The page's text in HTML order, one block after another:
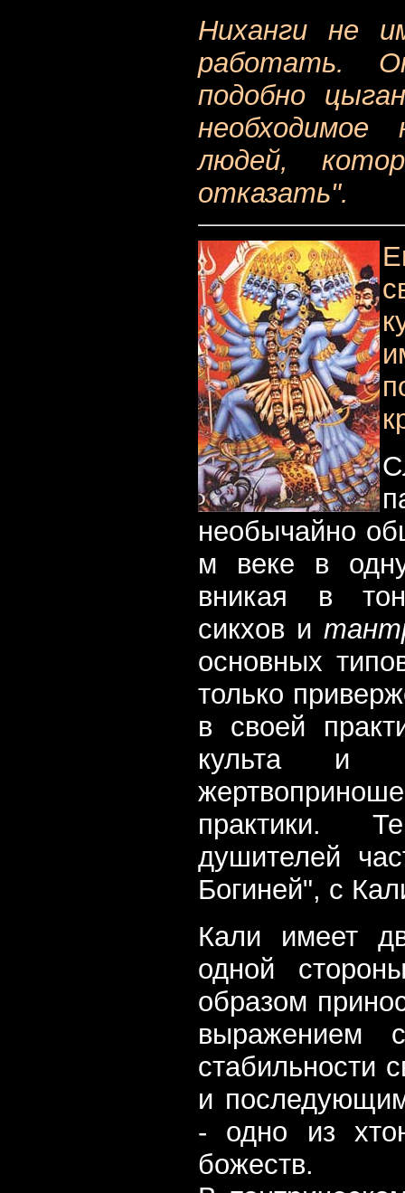
Ниханги не
работать.
подобно
людей,
отказать".
необычайно
м веке в
вникая в
сикхов и
основных
только
в своей
культа и
практики.
душителей
Богиней", с
Кали имеет
одной
образом
выражением
стабильности
и
- одно из
божеств.